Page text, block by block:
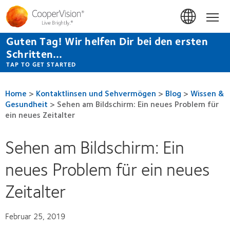
Direkt
zum
Inhalt
Guten Tag! Wir helfen Dir bei den ersten
Schritten...
TAP TO GET STARTED
Home > Kontaktlinsen und Sehvermögen > Blog > Wissen &
Gesundheit > Sehen am Bildschirm: Ein neues Problem für
ein neues Zeitalter
Sehen am Bildschirm: Ein
neues Problem für ein neues
Zeitalter
Februar 25, 2019